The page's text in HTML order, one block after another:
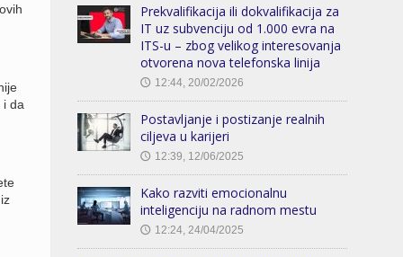
i da
Prekvalifikacija ili dokvalifikacija za
IT uz subvenciju od 1.000 evra na
ITS-u – zbog velikog interesovanja
otvorena nova telefonska linija
🕔 12:44, 20/02/2026
Postavljanje i postizanje realnih
ciljeva u karijeri
🕔 12:39, 12/06/2025
Kako razviti emocionalnu
inteligenciju na radnom mestu
🕔 12:24, 24/04/2025